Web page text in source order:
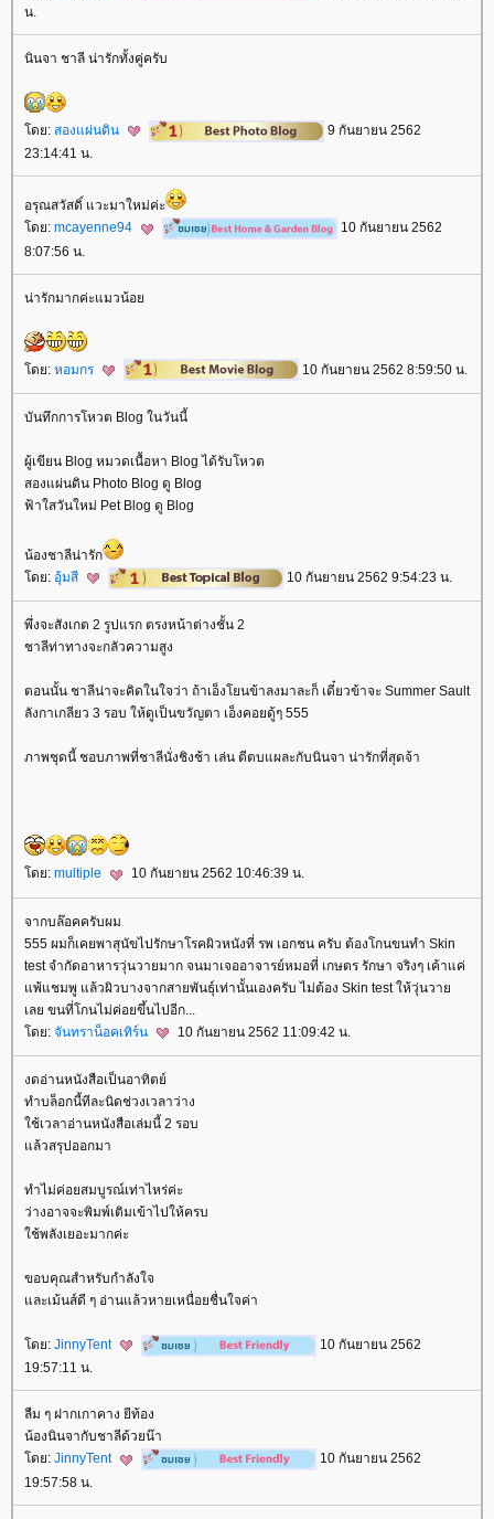
น.
นินจา ชาลี น่ารักทั้งคู่ครับ
ดย: สองแผ่นดิน
9 กันยายน 2562
23:14:41 น.
อรุณสวัสดิ์ แวะมาใหม่ค่ะ
ดย: mcayenne94
10 กันยายน 2562
8:07:56 น.
น่ารักมากค่ะแมวน้อ
ดย: หอมกร 10 กันยายน 2562 8:59:50 น.
บันทึกการโหวต Blog ในวันนี้
ผู้เขียน Blog หมวดเนื้อหา Blog ได้รับโหวต
สองแผ่นดิน Photo Blog ดู Blog
ฟ้าใสวันใหม่ Pet Blog ดู Blog
น้องชาลีน่ารัก
ดย: อุ้มสี 10 กันยายน 2562 9:54:23 น.
พึ่งจะสังเกต 2 รูปแรก ตรงหน้าต่างชั้น 2
ชาลีท่าทางจะกลัวความสูง
ตอนนั้น ชาลีน่าจะคิดในใจว่า ถ้าเอ็งโยนข้าลงมาละก็ เดี๋ยวข้าจะ Summer Sault
ลังกาเกลียว 3 รอบ ให้ดูเป็นขวัญตา เอ็งคอยดู้ๆ 555
ภาพชุดนี้ ชอบภาพที่ชาลีนั่งชิงช้า เล่น ตีตบแผละกับนินจา น่ารักที่สุดจ้า
ดย: multiple 10 กันยายน 2562 10:46:39 น.
จากบล๊อคครับผม
555 ผมก็เคยพาสุนัขไปรักษาโรคผิวหนังที่ รพ เอกชน ครับ ต้องโกนขนทำ Skin
test จำกัดอาหารวุ่นวายมาก จนมาเจออาจารย์หมอที่ เกษตร รักษา จริงๆ เค้าแค่
พ้แชมพู แล้วผิวบางจากสายพันธุ์เท่านั้นเองครับ ไม่ต้อง Skin test ให้วุ่นวา
เลย ขนที่โกนไม่ค่อยขึ้นไปอีก...
ดย: จันทราน็อคเทิร์น 10 กันยายน 2562 11:09:42 น.
งดอ่านหนังสือเป็นอาทิตย์
ทำบล็อกนี้ทีละนิดช่วงเวลาว่าง
ช้เวลาอ่านหนังสือเล่มนี้ 2 รอบ
ล้วสรุปออกมา
ทำไม่ค่อยสมบูรณ์เท่าไหร่ค่ะ
ว่างอาจจะพิมพ์เติมเข้าไปให้ครบ
ช้พลังเยอะมากค่ะ
ขอบคุณสำหรับกำลังใจ
ละเม้นส์ดี ๆ อ่านแล้วหายเหนื่อยชื่นใจค่า
ดย: JinnyTent
10 กันยายน 2562
19:57:11 น.
ลืม ๆ ฝากเกาคาง ยีท้อง
น้องนินจากับชาลีด้วยน๊า
ดย: JinnyTent
10 กันยายน 2562
19:57:58 น.